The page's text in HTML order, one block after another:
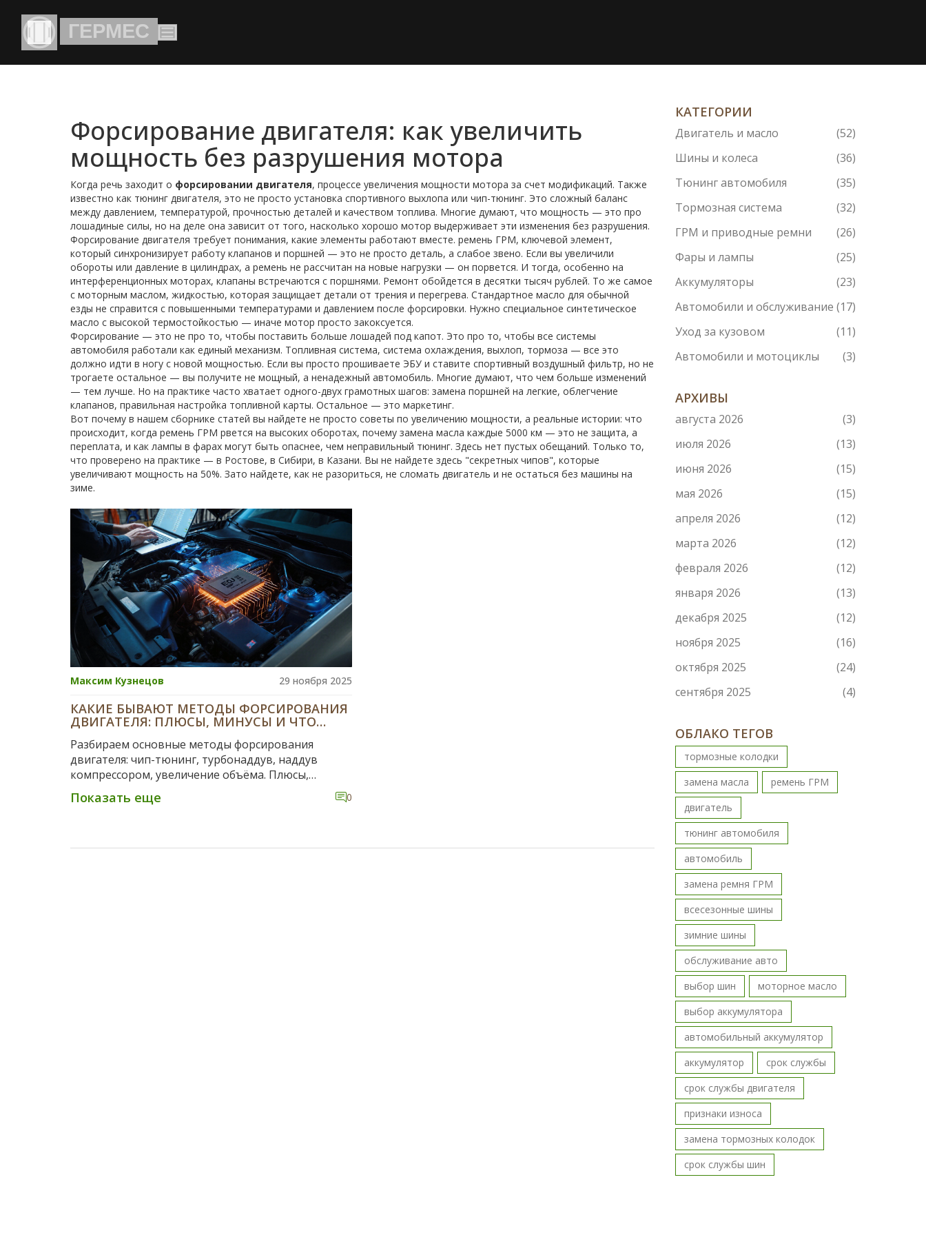
Форсирование двигателя: как увеличить
мощность без разрушения мотора
Когда речь заходит о форсировании двигателя, процессе увеличения мощности мотора за счет модификаций. Также
известно как тюнинг двигателя, это не просто установка спортивного выхлопа или чип-тюнинг. Это сложный баланс
между давлением, температурой, прочностью деталей и качеством топлива. Многие думают, что мощность — это про
лошадиные силы, но на деле она зависит от того, насколько хорошо мотор выдерживает эти изменения без разрушения.
Форсирование двигателя требует понимания, какие элементы работают вместе. ремень ГРМ, ключевой элемент,
который синхронизирует работу клапанов и поршней — это не просто деталь, а слабое звено. Если вы увеличили
обороты или давление в цилиндрах, а ремень не рассчитан на новые нагрузки — он порвется. И тогда, особенно на
интерференционных моторах, клапаны встречаются с поршнями. Ремонт обойдется в десятки тысяч рублей. То же самое
с моторным маслом, жидкостью, которая защищает детали от трения и перегрева. Стандартное масло для обычной
езды не справится с повышенными температурами и давлением после форсировки. Нужно специальное синтетическое
масло с высокой термостойкостью — иначе мотор просто закоксуется.
Форсирование — это не про то, чтобы поставить больше лошадей под капот. Это про то, чтобы все системы
автомобиля работали как единый механизм. Топливная система, система охлаждения, выхлоп, тормоза — все это
должно идти в ногу с новой мощностью. Если вы просто прошиваете ЭБУ и ставите спортивный воздушный фильтр, но не
трогаете остальное — вы получите не мощный, а ненадежный автомобиль. Многие думают, что чем больше изменений
— тем лучше. Но на практике часто хватает одного-двух грамотных шагов: замена поршней на легкие, облегчение
клапанов, правильная настройка топливной карты. Остальное — это маркетинг.
Вот почему в нашем сборнике статей вы найдете не просто советы по увеличению мощности, а реальные истории: что
происходит, когда ремень ГРМ рвется на высоких оборотах, почему замена масла каждые 5000 км — это не защита, а
переплата, и как лампы в фарах могут быть опаснее, чем неправильный тюнинг. Здесь нет пустых обещаний. Только то,
что проверено на практике — в Ростове, в Сибири, в Казани. Вы не найдете здесь "секретных чипов", которые
увеличивают мощность на 50%. Зато найдете, как не разориться, не сломать двигатель и не остаться без машины на
зиме.
Максим Кузнецов 29 ноября 2025
КАКИЕ БЫВАЮТ МЕТОДЫ ФОРСИРОВАНИЯ
ДВИГАТЕЛЯ: ПЛЮСЫ, МИНУСЫ И ЧТО
Разбираем основные методы форсирования
двигателя: чип-тюнинг, турбонаддув, наддув
компрессором, увеличение объёма. Плюсы,
минусы, реальные примеры и что выбрать
новичку.
Показать еще 0
КАТЕГОРИИ
Двигатель и масло
(52)
Шины и колеса
(36)
Тюнинг автомобиля
(35)
Тормозная система
(32)
ГРМ и приводные ремни
(26)
Фары и лампы
(25)
Аккумуляторы
(23)
Автомобили и обслуживание (17)
Уход за кузовом
(11)
Автомобили и мотоциклы
(3)
АРХИВЫ
августа 2026
(3)
июля 2026
(13)
июня 2026
(15)
мая 2026
(15)
апреля 2026
(12)
марта 2026
(12)
февраля 2026
(12)
января 2026
(13)
декабря 2025
(12)
ноября 2025
(16)
октября 2025
(24)
сентября 2025
(4)
ОБЛАКО ТЕГОВ
тормозные колодки
замена масла
ремень ГРМ
двигатель
тюнинг автомобиля
автомобиль
замена ремня ГРМ
всесезонные шины
зимние шины
обслуживание авто
выбор шин
моторное масло
выбор аккумулятора
автомобильный аккумулятор
аккумулятор
срок службы
срок службы двигателя
признаки износа
замена тормозных колодок
срок службы шин